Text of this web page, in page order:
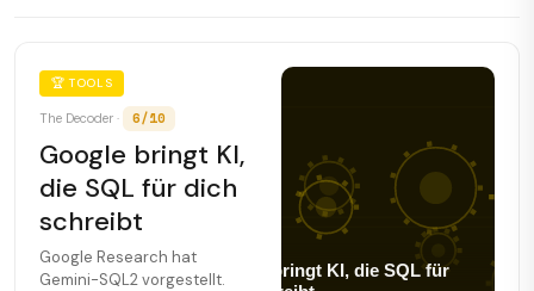
🏆 TOOLS
The Decoder · 6/10
Google bringt KI,
die SQL für dich
schreibt
Google Research hat
Gemini-SQL2 vorgestellt.